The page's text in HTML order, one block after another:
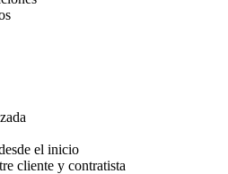
el inicio
cliente y contratista